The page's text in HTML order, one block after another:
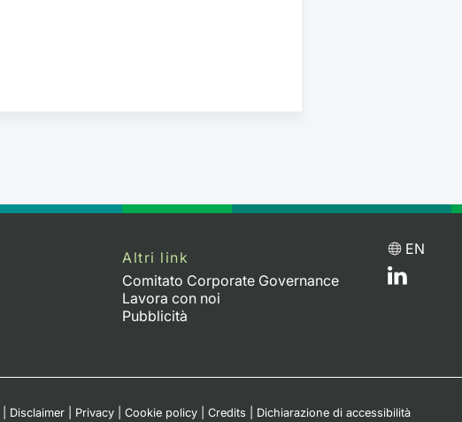
Altri link
Comitato Corporate Governance
Lavora con noi
Pubblicità
EN
Disclaimer Privacy Cookie policy Credits Dichiarazione di accessibilità